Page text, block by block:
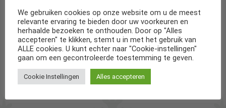
Vakantiehuizen in België
Vakantiehuizen in Frankrijk
Vakantiehuizen in Spanje
We gebruiken cookies op onze website om u de meest
relevante ervaring te bieden door uw voorkeuren en
herhaalde bezoeken te onthouden. Door op "Alles
accepteren" te klikken, stemt u in met het gebruik van
ALLE cookies. U kunt echter naar "Cookie-instellingen"
gaan om een gecontroleerde toestemming te geven.
Cookie Instellingen Alles accepteren